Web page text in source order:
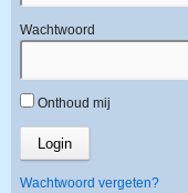
Wachtwoord
Onthoud mij
Wachtwoord vergeten?